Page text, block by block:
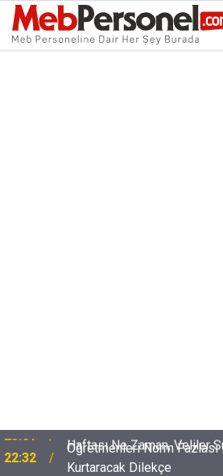
22:32
Öğretmenleri Norm Fazlası
Kurtaracak Dilekçe